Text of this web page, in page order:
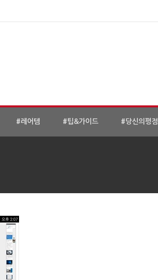
#레어템 #팁&가이드 #당신의평점